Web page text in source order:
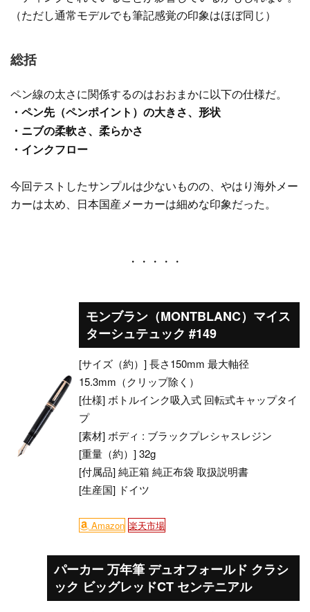
（ただし通常モデルでも筆記感覚の印象はほぼ同じ）
総括
ペン線の太さに関係するのはおおまかに以下の仕様だ。
・ペン先（ペンポイント）の大きさ、形状
・ニブの柔軟さ、柔らかさ
・インクフロー
今回テストしたサンプルは少ないものの、やはり海外メー
カーは太め、日本国産メーカーは細めな印象だった。
・・・・・
モンブラン（MONTBLANC）マイス
ターシュテュック #149
[サイズ（約）] 長さ150mm 最大軸径
15.3mm（クリップ除く）
[仕様] ボトルインク吸入式 回転式キャップタイ
プ
[素材] ボディ : ブラックプレシャスレジン
[重量（約）] 32g
[付属品] 純正箱 純正布袋 取扱説明書
[生産国] ドイツ
Amazon 楽天市場
パーカー 万年筆 デュオフォールド クラシ
ック ビッグレッドCT センテニアル